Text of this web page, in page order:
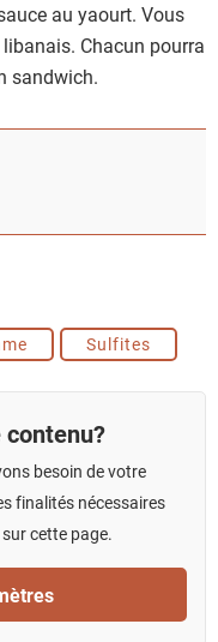
au yaourt. Vous
Chacun pourra
sandwich.
Sulfites
besoin de votre
finalités nécessaires
cette page.